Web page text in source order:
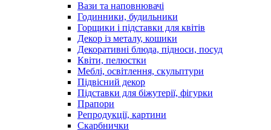
Вази та наповнювачі
Годинники, будильники
Горщики і підставки для квітів
Декор із металу, кошики
Декоративні блюда, підноси, посуд
Квіти, пелюстки
Меблі, освітлення, скульптури
Підвісний декор
Підставки для біжутерії, фігурки
Прапори
Репродукції, картини
Скарбнички